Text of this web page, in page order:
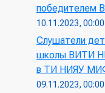
победителем
10.11.2023, 00:00
Слушатели
школы ВИТИ
в ТИ НИЯУ
09.11.2023, 00:00